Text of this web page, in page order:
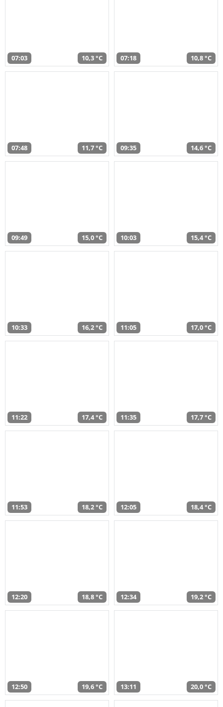
07:03 10,3 °C 07:18 10,8 °C
07:48 11,7 °C 09:35 14,6 °C
09:49 15,0 °C 10:03 15,4 °C
10:33 16,2 °C 11:05 17,0 °C
11:22 17,4 °C 11:35 17,7 °C
11:53 18,2 °C 12:05 18,4 °C
12:20 18,8 °C 12:34 19,2 °C
12:50 19,6 °C 13:11 20,0 °C